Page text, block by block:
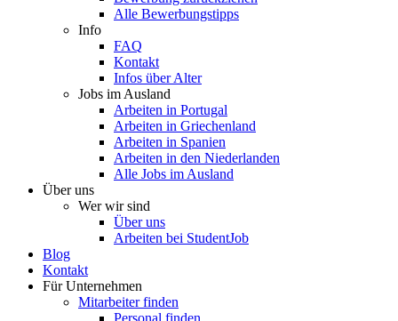
Alle Bewerbungstipps
Info
FAQ
Kontakt
Infos über Alter
Jobs im Ausland
Arbeiten in Portugal
Arbeiten in Griechenland
Arbeiten in Spanien
Arbeiten in den Niederlanden
Alle Jobs im Ausland
Über uns
Wer wir sind
Über uns
Arbeiten bei StudentJob
Blog
Kontakt
Für Unternehmen
Mitarbeiter finden
Personal finden